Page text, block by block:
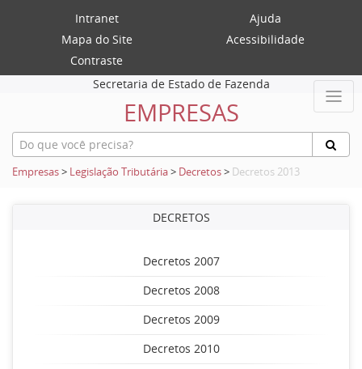
Intranet
Ajuda
Mapa do Site
Acessibilidade
Contraste
Secretaria de Estado de Fazenda
EMPRESAS
Empresas> Legislação Tributária> Decretos> Decretos 2013
DECRETOS
Decretos 2007
Decretos 2008
Decretos 2009
Decretos 2010